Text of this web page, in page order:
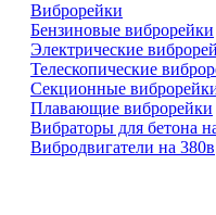
Виброрейки
Бензиновые виброрейки
Электрические
Телескопические
Секционные
Плавающие виброрейки
Вибраторы для бетона
Вибродвигатели на 380в